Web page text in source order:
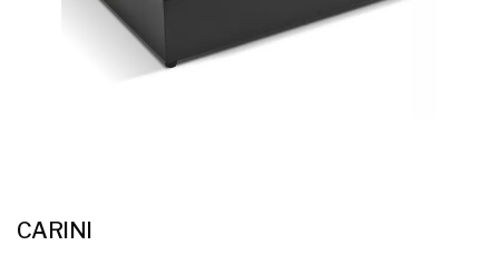
CARINI